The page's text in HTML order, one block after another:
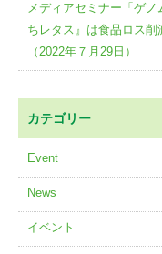
メディアセミナー「ゲ
ちレタス』は食品ロス
（2022年７月29日）
カテゴリー
Event
News
イベント